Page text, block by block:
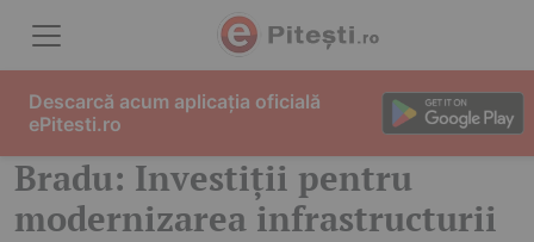
Bradu: Investiții pentru
modernizarea infrastructurii
Descarcă acum aplicația oficială
ePitesti.ro